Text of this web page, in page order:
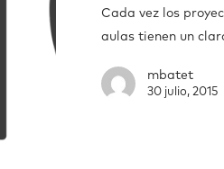
Cada vez los
aulas tienen un
mbatet
30 julio, 2015